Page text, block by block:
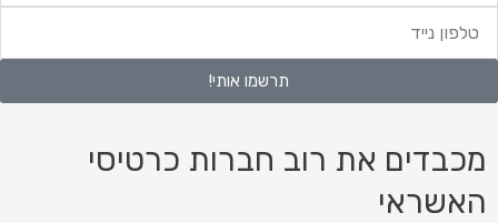
נייד
תרשמו אותי!
מכבדים את רוב חברות כרטיסי
האשראי